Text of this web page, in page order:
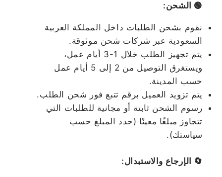
🟢 الشحن:
نقوم بشحن الطلبات داخل المملكة العربية
السعودية عبر شركات شحن موثوقة.
يتم تجهيز الطلب خلال 1-3 أيام عمل،
ويستغرق التوصيل من 2 إلى 5 أيام عمل
حسب المدينة.
يتم تزويد العميل برقم تتبع فور شحن الطلب.
رسوم الشحن ثابتة أو مجانية للطلبات التي
تتجاوز مبلغًا معينًا (حدد المبلغ حسب
سياستك).
🔄 الإرجاع والاستبدال: